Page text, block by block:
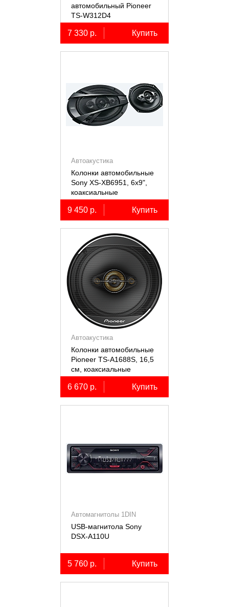
автомобильный Pioneer
TS-W312D4
7 330 р. Купить
Автоакустика
Колонки автомобильные
Sony XS-XB6951, 6х9",
коаксиальные
пятиполосные, 2 шт.
9 450 р. Купить
Автоакустика
Колонки автомобильные
Pioneer TS-A1688S, 16,5
см, коаксиальные
четырёхполосные, 2 шт.
6 670 р. Купить
Автомагнитолы 1DIN
USB-магнитола Sony
DSX-A110U
5 760 р. Купить